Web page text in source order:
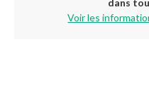
dans
Voir les